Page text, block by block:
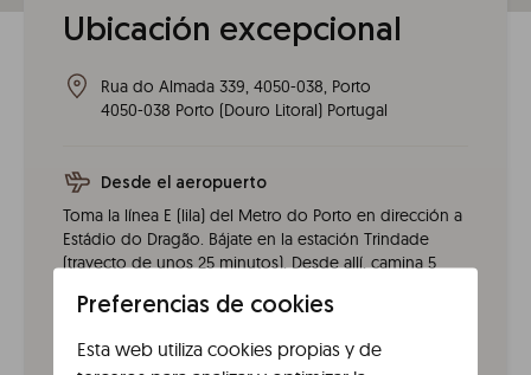
Ubicación excepcional
Rua do Almada 339, 4050-038, Porto
4050-038 Porto (Douro Litoral) Portugal
Desde el aeropuerto
Toma la línea E (lila) del Metro do Porto en dirección a
Estádio do Dragão. Bájate en la estación Trindade
(trayecto de unos 25 minutos). Desde allí, camina 5
La parada Aliados (Pr. Liberdade) está a solo 3 minutos
Preferencias de cookies
Esta web utiliza cookies propias y de